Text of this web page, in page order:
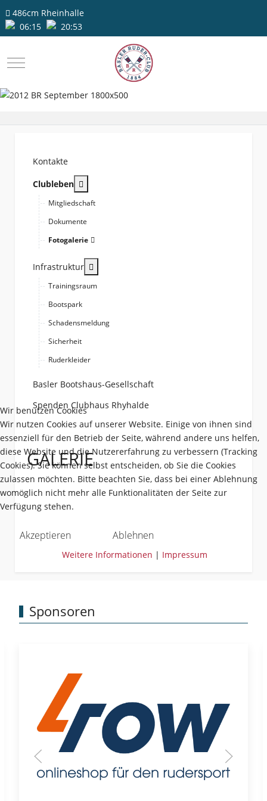
486cm Rheinhalle
06:15
20:53
Mobile Menu Toggle
Kontakte
Clubleben
Mitgliedschaft
Dokumente
Fotogalerie
Infrastruktur
Trainingsraum
Bootspark
Schadensmeldung
Sicherheit
Ruderkleider
Basler Bootshaus-Gesellschaft
Spenden Clubhaus Rhyhalde
GALERIE
Sponsoren
Wir benutzen Cookies
Wir nutzen Cookies auf unserer Website. Einige von ihnen sind
essenziell für den Betrieb der Seite, während andere uns helfen,
diese Website und die Nutzererfahrung zu verbessern (Tracking
Cookies). Sie können selbst entscheiden, ob Sie die Cookies
zulassen möchten. Bitte beachten Sie, dass bei einer Ablehnung
womöglich nicht mehr alle Funktionalitäten der Seite zur
Verfügung stehen.
Akzeptieren Ablehnen
Weitere Informationen | Impressum